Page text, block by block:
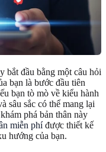
bắt đầu bằng một câu hỏi
bạn là bước đầu tiên
bạn tò mò về kiểu hành
sâu sắc có thể mang lại
phá bản thân này
miễn phíđược thiết kế
hướng của bạn.